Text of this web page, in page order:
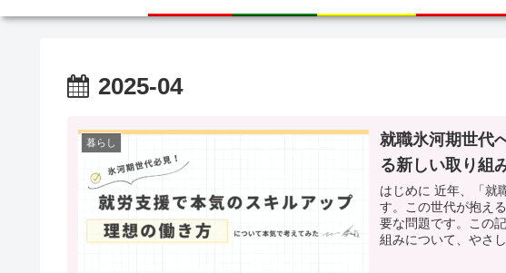
2025-04
暮らし
就職氷河期世代
る新しい取り組
はじめに 近年、「就
す。この世代が抱え
要な問題です。この
組みについて、やさ